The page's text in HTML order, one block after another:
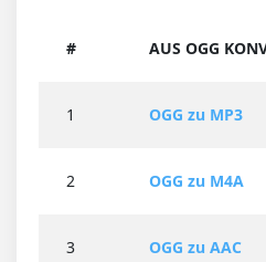
# AUS OGG
1 OGG zu MP3
2 OGG zu M4A
3 OGG zu AAC